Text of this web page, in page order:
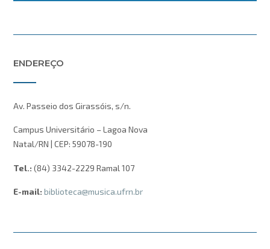
ENDEREÇO
Av. Passeio dos Girassóis, s/n.
Campus Universitário – Lagoa Nova
Natal/RN | CEP: 59078-190
Tel.: (84) 3342-2229 Ramal 107
E-mail: biblioteca@musica.ufrn.br